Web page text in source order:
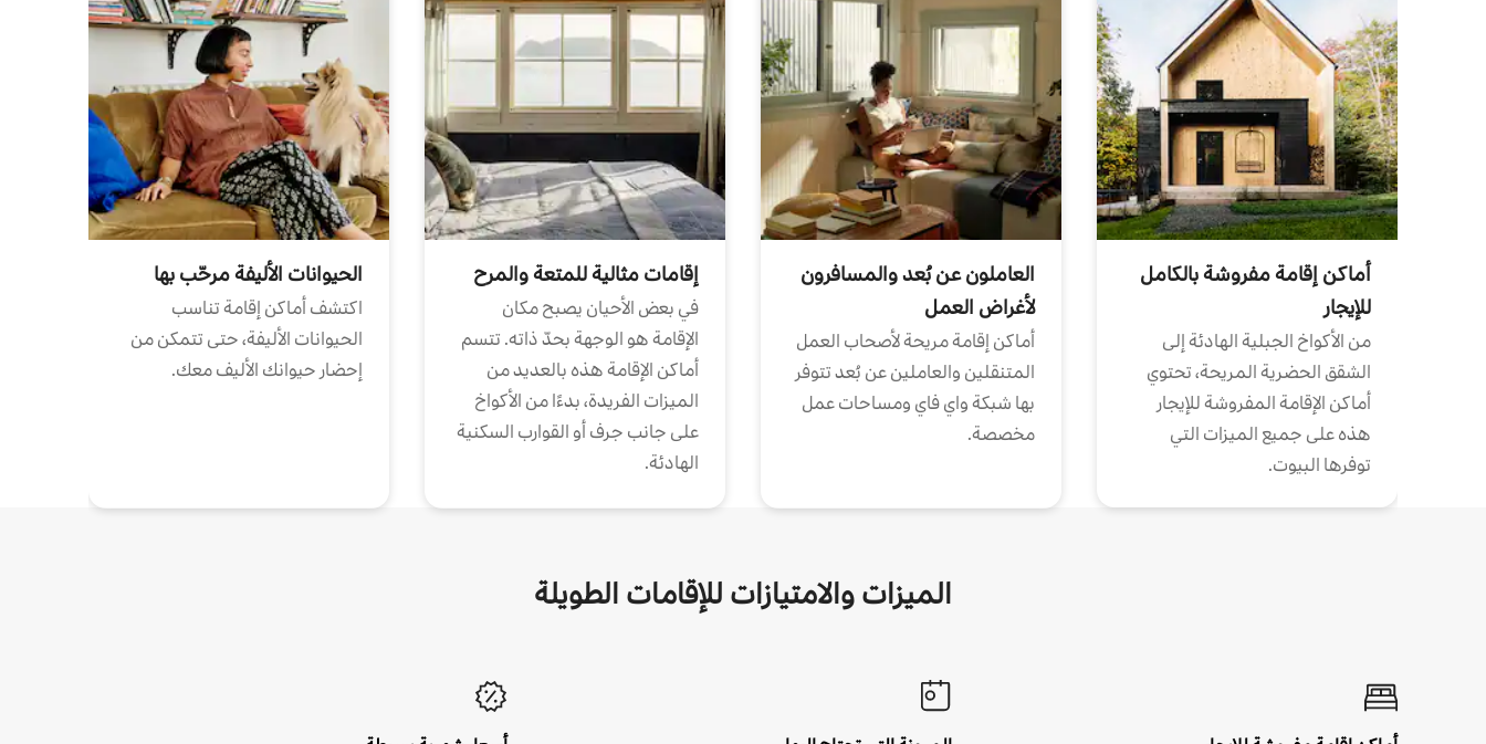
أماكن إقامة مفروشة بالكامل
للإيجار
من الأكواخ الجبلية الهادئة إلى
الشقق الحضرية المريحة، تحتوي
أماكن الإقامة المفروشة للإيجار
هذه على جميع الميزات التي
توفرها البيوت.
العاملون عن بُعد والمسافرون
لأغراض العمل
أماكن إقامة مريحة لأصحاب العمل
المتنقلين والعاملين عن بُعد تتوفر
بها شبكة واي فاي ومساحات عمل
مخصصة.
إقامات مثالية للمتعة والمرح
في بعض الأحيان يصبح مكان
الإقامة هو الوجهة بحدّ ذاته. تتسم
أماكن الإقامة هذه بالعديد من
الميزات الفريدة، بدءًا من الأكواخ
على جانب جرف أو القوارب السكنية
الهادئة.
الحيوانات الأليفة مرحّب بها
اكتشف أماكن إقامة تناسب
الحيوانات الأليفة، حتى تتمكن من
إحضار حيوانك الأليف معك.
الميزات والامتيازات للإقامات الطويلة